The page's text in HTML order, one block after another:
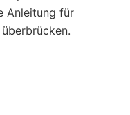
Anleitung für